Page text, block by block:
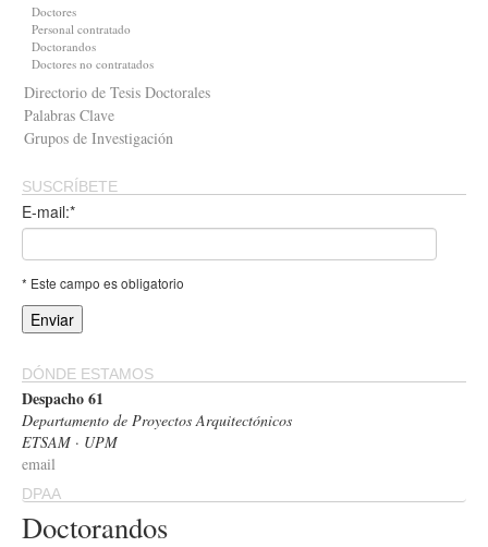
Doctores
Personal contratado
Doctorandos
Doctores no contratados
Directorio de Tesis Doctorales
Palabras Clave
Grupos de Investigación
SUSCRÍBETE
E-mail:*
* Este campo es obligatorio
DÓNDE ESTAMOS
Despacho 61
Departamento de Proyectos Arquitectónicos
ETSAM · UPM
email
DPAA
Doctorandos